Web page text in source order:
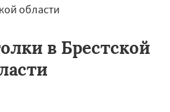
области
в Брестской